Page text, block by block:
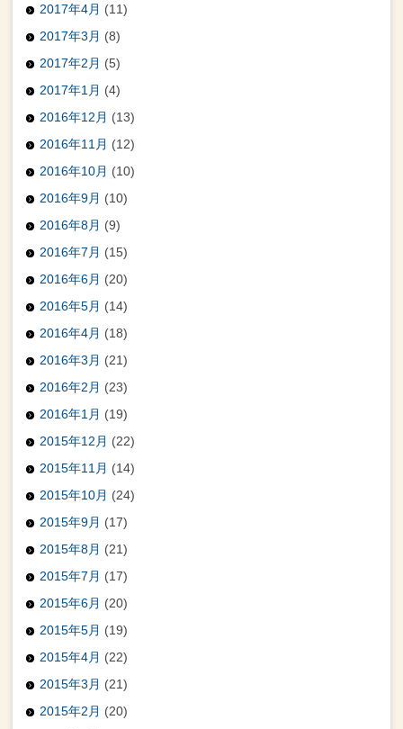
2017年4月 (11)
2017年3月 (8)
2017年2月 (5)
2017年1月 (4)
2016年12月 (13)
2016年11月 (12)
2016年10月 (10)
2016年9月 (10)
2016年8月 (9)
2016年7月 (15)
2016年6月 (20)
2016年5月 (14)
2016年4月 (18)
2016年3月 (21)
2016年2月 (23)
2016年1月 (19)
2015年12月 (22)
2015年11月 (14)
2015年10月 (24)
2015年9月 (17)
2015年8月 (21)
2015年7月 (17)
2015年6月 (20)
2015年5月 (19)
2015年4月 (22)
2015年3月 (21)
2015年2月 (20)